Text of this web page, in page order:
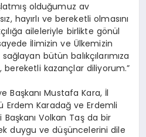
olduğumuz av
hayırlı ve bereketli olmasını
aileleriyle birlikte gönül
İlimizin ve Ülkemizin
bütün balıkçılarımıza
bereketli kazançlar diliyorum.”
Başkanı Mustafa Kara, İl
Erdem Karadağ ve Erdemli
Volkan Taş da bir
duygu ve düşüncelerini dile